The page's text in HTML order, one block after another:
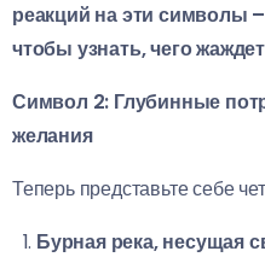
реакций на эти символы
чтобы узнать, чего
Символ 2: Глубинные
желания
Теперь представьте себе
Бурная река, несущая